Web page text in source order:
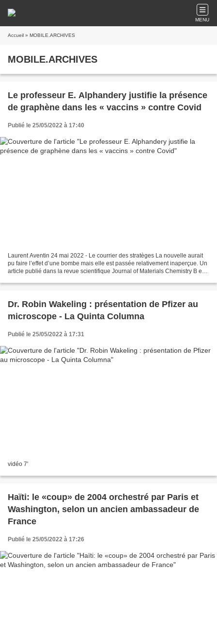
MENU
Accueil » MOBILE.ARCHIVES
MOBILE.ARCHIVES
Le professeur E. Alphandery justifie la présence
de graphène dans les « vaccins » contre Covid
Publié le 25/05/2022 à 17:40
Laurent Aventin 24 mai 2022 - Le courrier des stratèges La nouvelle aurait
pu faire l’effet d’une bombe mais elle est passée relativement inaperçue. Un
article publié dans la revue scientifique Journal of Materials Chemistry B en
Dr. Robin Wakeling : présentation de Pfizer au
microscope - La Quinta Columna
Publié le 25/05/2022 à 17:31
vidéo 7'
Haïti: le «coup» de 2004 orchestré par Paris et
Washington, selon un ancien ambassadeur de
France
Publié le 25/05/2022 à 17:26